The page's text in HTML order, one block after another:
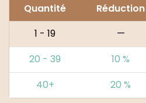
Quantité Réduction
1 - 19
—
20 - 39 10 %
40+ 20 %